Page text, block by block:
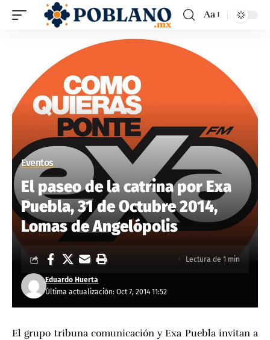
Aa
Eventos
El paseo de la catrina por Exa
Puebla, 31 de Octubre 2014,
Lomas de Angelópolis
Última actualización: Oct 7, 2014 11:52
Eduardo Huerta
Lectura de 1 min
El grupo tribuna comunicación y Exa Puebla invitan a